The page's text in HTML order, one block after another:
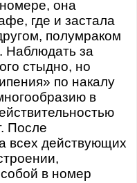
она
где и застала
полумраком
Наблюдать за
стыдно, но
по накалу
в
После
всех действующих
в номер